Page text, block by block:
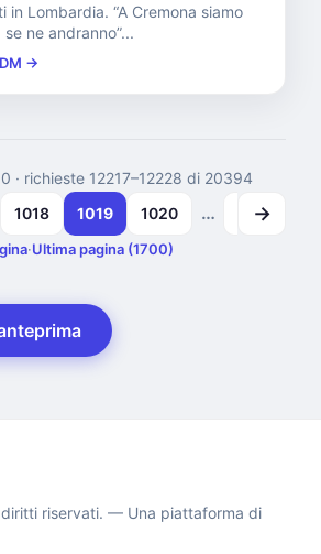
in Lombardia. “A Cremona siamo
ne andranno”...
→
· richieste 12217–12228 di 20394
1018 1019 1020 … 1699
→
·Ultima pagina (1700)
riservati. — Una piattaforma di